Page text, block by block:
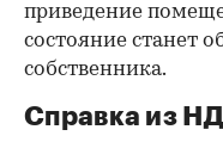
приведение
состояние станет
собственника.
Справка из